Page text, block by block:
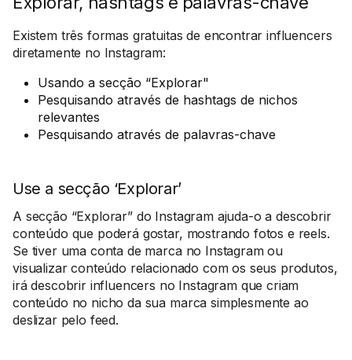
Existem três formas gratuitas de encontrar influencers
diretamente no Instagram:
Usando a secção “Explorar"
Pesquisando através de hashtags de nichos
relevantes
Pesquisando através de palavras-chave
Use a secção ‘Explorar’
A secção “Explorar” do Instagram ajuda-o a descobrir
conteúdo que poderá gostar, mostrando fotos e reels.
Se tiver uma conta de marca no Instagram ou
visualizar conteúdo relacionado com os seus produtos,
irá descobrir influencers no Instagram que criam
conteúdo no nicho da sua marca simplesmente ao
deslizar pelo feed.